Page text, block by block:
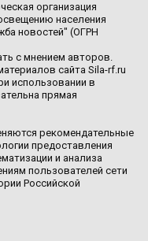
организация
населения
новостей" (ОГРН
с мнением авторов.
сайта Sila-rf.ru
использовании в
прямая
рекомендательные
предоставления
и анализа
пользователей сети
Российской